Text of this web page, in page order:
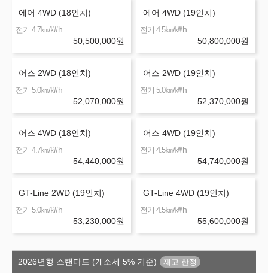
에어 4WD (18인치)
전기 4.7㎞/㎾h
50,500,000원
에어 4WD (19인치)
전기 4.5㎞/㎾h
50,800,000원
어스 2WD (18인치)
전기 5.0㎞/㎾h
52,070,000원
어스 2WD (19인치)
전기 5.0㎞/㎾h
52,370,000원
어스 4WD (18인치)
전기 4.7㎞/㎾h
54,440,000원
어스 4WD (19인치)
전기 4.5㎞/㎾h
54,740,000원
GT-Line 2WD (19인치)
전기 5.0㎞/㎾h
53,230,000원
GT-Line 4WD (19인치)
전기 4.5㎞/㎾h
55,600,000원
2026년형 스탠다드 (개소세 5% 기준)